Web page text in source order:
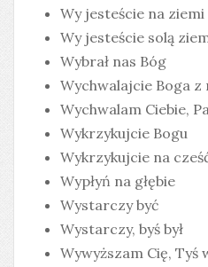
Wy jesteście na ziemi
Wy jesteście solą
Wybrał nas Bóg
Wychwalajcie Boga z
Wychwalam Ciebie,
Wykrzykujcie Bogu
Wykrzykujcie na
Wypłyń na głębie
Wystarczy być
Wystarczy, byś był
Wywyższam Cię, Tyś